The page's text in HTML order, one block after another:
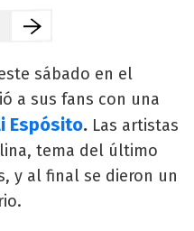
sábado en el
a sus fans con una
Espósito. Las artistas
tema del último
y al final se dieron un